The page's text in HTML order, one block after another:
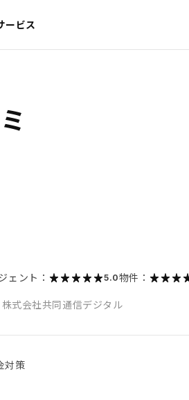
ービス
ェント： 5.0物件：
株式会社共同通信デジタル
対策